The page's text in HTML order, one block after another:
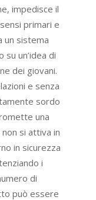
impedisce il
primari e
un sistema
su un’idea di
dei giovani.
e senza
sordo
una
si attiva in
in sicurezza
i
di
può essere